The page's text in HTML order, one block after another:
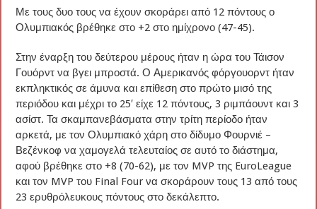
Με τους δυο τους να έχουν σκοράρει από 12 πόντους ο
Ολυμπιακός βρέθηκε στο +2 στο ημίχρονο (47-45).
Στην έναρξη του δεύτερου μέρους ήταν η ώρα του Τάισον
Γουόρντ να βγει μπροστά. Ο Αμερικανός φόργουορντ ήταν
εκπληκτικός σε άμυνα και επίθεση στο πρώτο μισό της
περιόδου και μέχρι το 25′ είχε 12 πόντους, 3 ριμπάουντ και 3
ασίστ. Τα σκαμπανεβάσματα στην τρίτη περίοδο ήταν
αρκετά, με τον Ολυμπιακό χάρη στο δίδυμο Φουρνιέ –
Βεζένκοφ να χαμογελά τελευταίος σε αυτό το διάστημα,
αφού βρέθηκε στο +8 (70-62), με τον MVP της EuroLeague
και τον MVP του Final Four να σκοράρουν τους 13 από τους
23 ερυθρόλευκους πόντους στο δεκάλεπτο.